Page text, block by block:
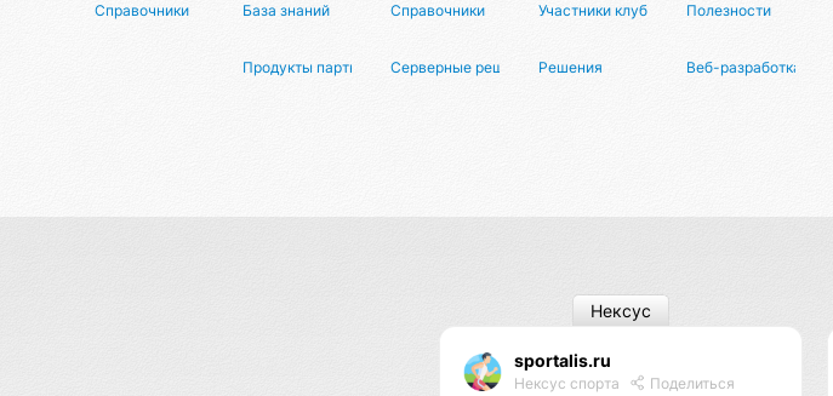
Справочники База знаний Справочники Участники клуба Полезности
Продукты партнеровСерверные решения Решения Веб-разработка
sportalis.ru
Нексус спорта Поделиться
Нексус